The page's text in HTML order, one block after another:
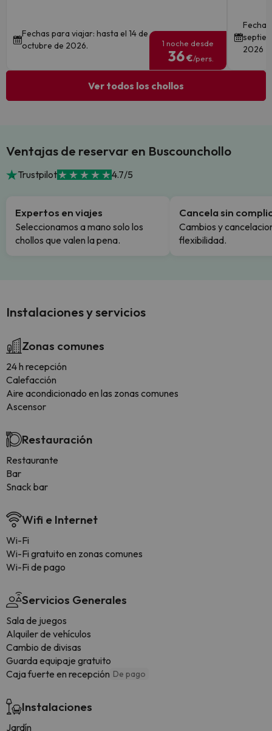
Fechas para viajar: hasta el 14 de
octubre de 2026.
1 noche desde
36€/pers.
2026
Ver todos los chollos
Ventajas de reservar en Buscounchollo
Trustpilot 4.7/5
Expertos en viajes
Seleccionamos a mano solo los
chollos que valen la pena.
Cancela sin
Cambios y
flexibilidad.
Instalaciones y servicios
Zonas comunes
24 h recepción
Calefacción
Aire acondicionado en las zonas comunes
Ascensor
Restauración
Restaurante
Bar
Snack bar
Wifi e Internet
Wi-Fi
Wi-Fi gratuito en zonas comunes
Wi-Fi de pago
Servicios Generales
Sala de juegos
Alquiler de vehículos
Cambio de divisas
Guarda equipaje gratuito
Caja fuerte en recepción De pago
Instalaciones
Jardín